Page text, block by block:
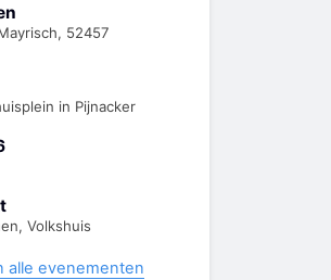
52457
in Pijnacker
Volkshuis
alle evenementen